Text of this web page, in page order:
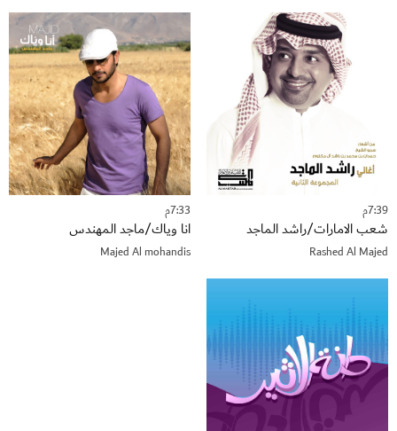
7:39م
شعب الامارات/راشد الماجد
Rashed Al Majed
7:33م
انا وياك/ماجد المهندس
Majed Al mohandis